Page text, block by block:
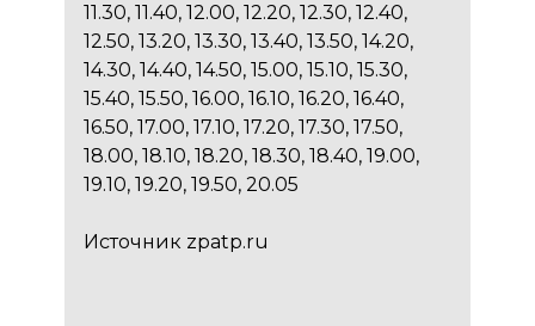
11.30, 11.40, 12.00, 12.20, 12.30, 12.40,
12.50, 13.20, 13.30, 13.40, 13.50, 14.20,
14.30, 14.40, 14.50, 15.00, 15.10, 15.30,
15.40, 15.50, 16.00, 16.10, 16.20, 16.40,
16.50, 17.00, 17.10, 17.20, 17.30, 17.50,
18.00, 18.10, 18.20, 18.30, 18.40, 19.00,
19.10, 19.20, 19.50, 20.05
Источник zpatp.ru